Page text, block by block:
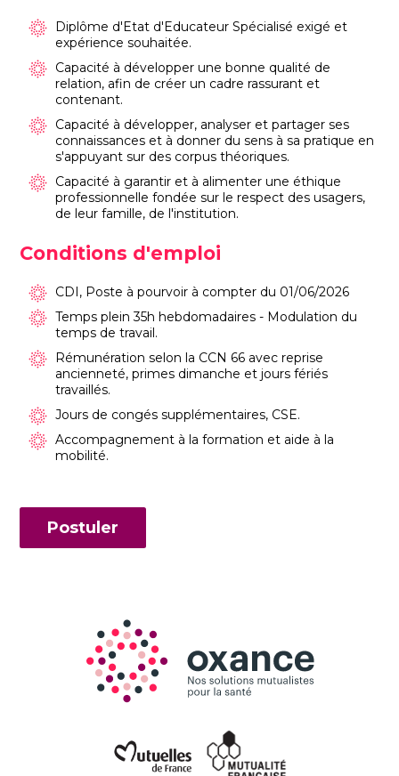
Diplôme d'Etat d'Educateur Spécialisé exigé et
expérience souhaitée.
Capacité à développer une bonne qualité de
relation, afin de créer un cadre rassurant et
contenant.
Capacité à développer, analyser et partager ses
connaissances et à donner du sens à sa pratique en
s'appuyant sur des corpus théoriques.
Capacité à garantir et à alimenter une éthique
professionnelle fondée sur le respect des usagers,
de leur famille, de l'institution.
Conditions d'emploi
CDI, Poste à pourvoir à compter du 01/06/2026
Temps plein 35h hebdomadaires - Modulation du
temps de travail.
Rémunération selon la CCN 66 avec reprise
ancienneté, primes dimanche et jours fériés
travaillés.
Jours de congés supplémentaires, CSE.
Accompagnement à la formation et aide à la
mobilité.
Postuler